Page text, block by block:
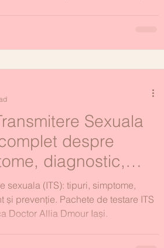
Sexuala
despre
diagnostic,
prevenție
sexuala (ITS): tipuri, simptome,
și prevenție. Pachete de testare ITS
Doctor Allia Dmour Iași.